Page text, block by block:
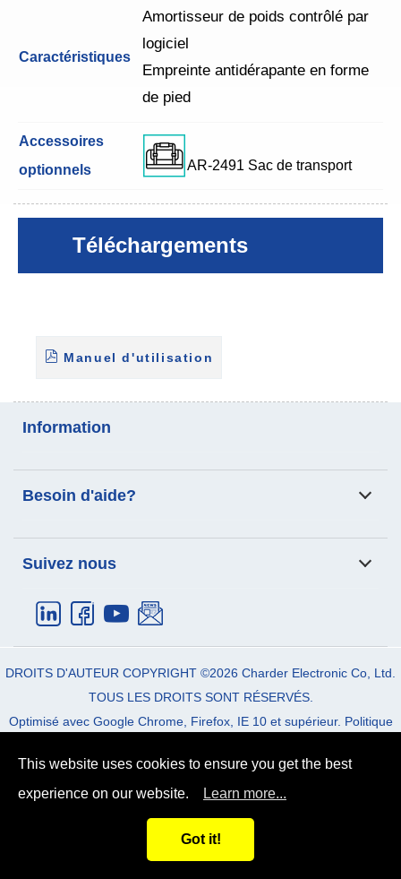
Caractéristiques
Amortisseur de poids contrôlé par
logiciel
Empreinte antidérapante en forme
de pied
Accessoires
optionnels
AR-2491 Sac de transport
Téléchargements
Manuel d'utilisation
Information
corporelle
Des produits Application
Soutien
À propos de nous
Besoin d'aide?
Fax:+886-4-2406-5612
41262 Taiwan (R.O.C)
Suivez nous
DROITS D'AUTEUR COPYRIGHT ©2026 Charder Electronic Co, Ltd.
TOUS LES DROITS SONT RÉSERVÉS.
Optimisé avec Google Chrome, Firefox, IE 10 et supérieur. Politique
This website uses cookies to ensure you get the best
experience on our website.
Learn more...
Got it!